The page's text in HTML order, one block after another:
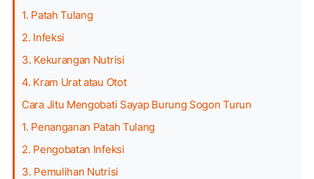
1. Patah Tulang
2. Infeksi
3. Kekurangan Nutrisi
4. Kram Urat atau Otot
Cara Jitu Mengobati Sayap Burung Sogon Turun
1. Penanganan Patah Tulang
2. Pengobatan Infeksi
3. Pemulihan Nutrisi